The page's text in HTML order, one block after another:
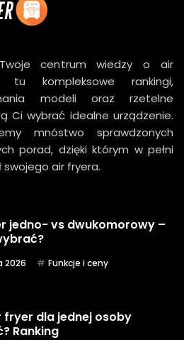
Twoje centrum wiedzy o air
tu kompleksowe rankingi,
modeli oraz rzetelne
Ci wybrać idealne urządzenie.
mnóstwo sprawdzonych
porad, dzięki którym w pełni
air fryera.
jedno- vs dwukomorowy –
2026 Funkcje i ceny
fryer dla jednej osoby
Ranking